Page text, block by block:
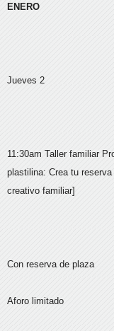
ENERO
Jueves 2
11:30am Taller familiar
plastilina: Crea tu
creativo familiar]
Con reserva de plaza
Aforo limitado